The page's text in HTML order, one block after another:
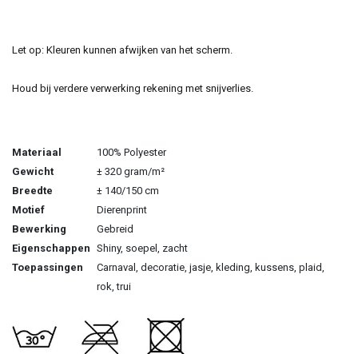
Let op: Kleuren kunnen afwijken van het scherm.
Houd bij verdere verwerking rekening met snijverlies.
Materiaal
100% Polyester
Gewicht
± 320 gram/m²
Breedte
± 140/150 cm
Motief
Dierenprint
Bewerking
Gebreid
Eigenschappen Shiny, soepel, zacht
Toepassingen
Carnaval, decoratie, jasje, kleding, kussens, plaid,
rok, trui